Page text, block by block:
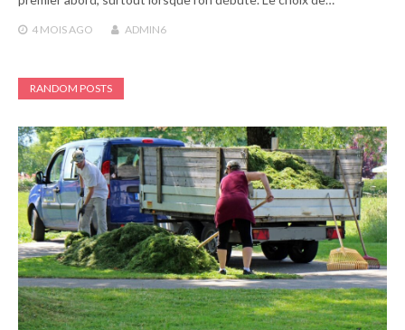
4 MOIS AGO ADMIN6
RANDOM POSTS